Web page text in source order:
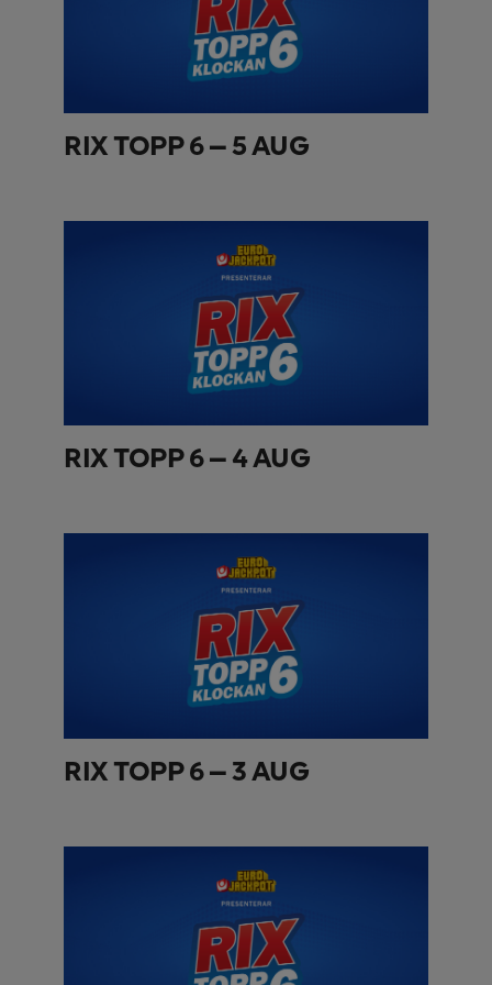
RIX TOPP 6 – 5 AUG
RIX TOPP 6 – 4 AUG
RIX TOPP 6 – 3 AUG